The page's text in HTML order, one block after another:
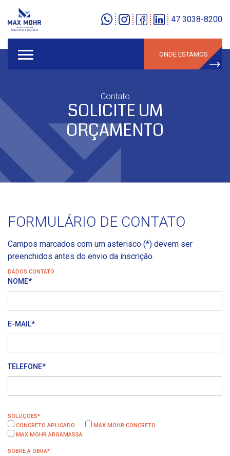
47 3038-8200
ONDE ESTAMOS
Contato
SOLICITE UM
ORÇAMENTO
FORMULÁRIO DE CONTATO
Campos marcados com um asterisco (*) devem ser
preenchidos antes do envio da inscrição.
DADOS CONTATO
NOME*
E-MAIL*
TELEFONE*
SOLUÇÕES*
CONCRETO APLICADO
MAX MOHR CONCRETO
MAX MOHR ARGAMASSA
SOBRE A OBRA*